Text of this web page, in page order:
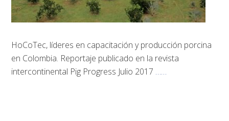
HoCoTec, líderes en capacitación y producción porcina
en Colombia. Reportaje publicado en la revista
intercontinental Pig Progress Julio 2017 ……